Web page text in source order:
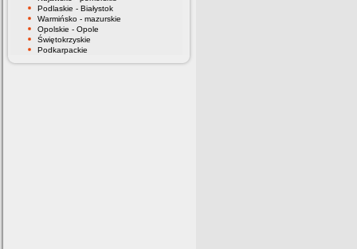
Podlaskie - Białystok
Warmińsko - mazurskie
Opolskie - Opole
Świętokrzyskie
Podkarpackie